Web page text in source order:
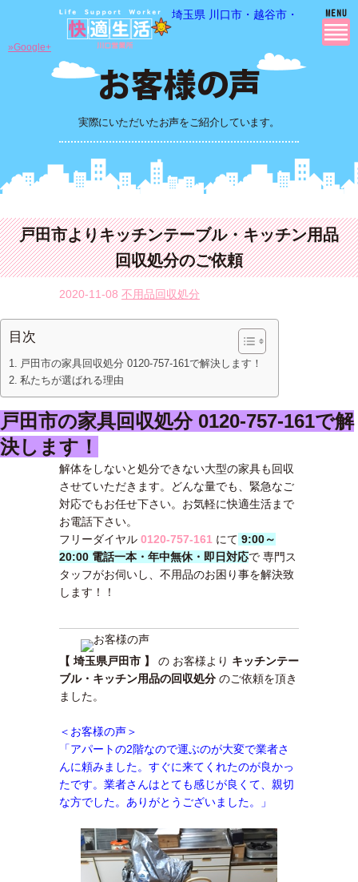
埼玉県 川口市・越谷市・さいたま
実際にいただいたお声をご紹介しています。
»Google+
戸田市よりキッチンテーブル・キッチン用品
回収処分のご依頼
2020-11-08 不用品回収処分
目次
戸田市の家具回収処分 0120-757-161で解決します！
私たちが選ばれる理由
戸田市の家具回収処分 0120-757-161で解
決します！
解体をしないと処分できない大型の家具も回収
させていただきます。どんな量でも、緊急なご
対応でもお任せ下さい。お気軽に快適生活まで
お電話下さい。
フリーダイヤル 0120-757-161 にて 9:00～
20:00 電話一本・年中無休・即日対応で 専門ス
タッフがお伺いし、不用品のお困り事を解決致
します！！
【 埼玉県戸田市 】 の お客様より キッチンテー
ブル・キッチン用品の回収処分 のご依頼を頂き
ました。
＜お客様の声＞
「アパートの2階なので運ぶのが大変で業者さ
んに頼みました。すぐに来てくれたのが良かっ
たです。業者さんはとても感じが良くて、親切
な方でした。ありがとうございました。」